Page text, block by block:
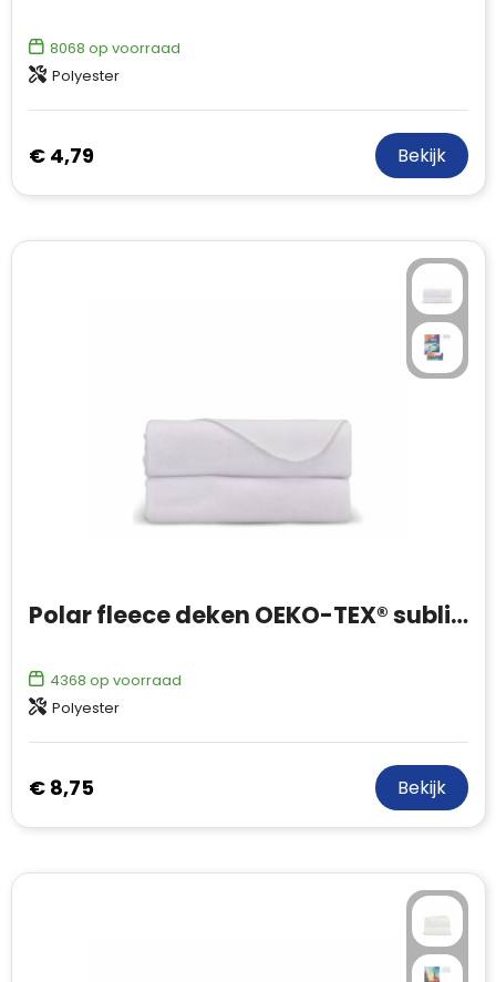
8068 op voorraad
Polyester
€ 4,79 Bekijk
Polar fleece deken OEKO-TEX® sublimatie 130 x 170 cm 290 g/m²
4368 op voorraad
Polyester
€ 8,75 Bekijk